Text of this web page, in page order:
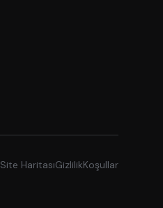
Site HaritasıGizlilikKoşullar